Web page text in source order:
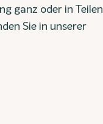
ganz oder in Teilen
Sie in unserer